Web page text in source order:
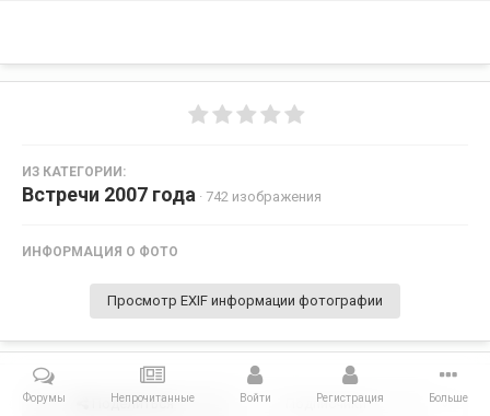
ИЗ КАТЕГОРИИ:
Встречи 2007 года · 742 изображения
ИНФОРМАЦИЯ О ФОТО
Просмотр EXIF информации фотографии
Поделиться Подписчики 0
Форумы Непрочитанные Войти Регистрация Больше